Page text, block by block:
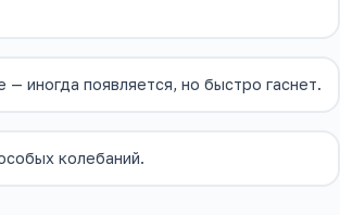
иногда появляется, но быстро гаснет.
колебаний.